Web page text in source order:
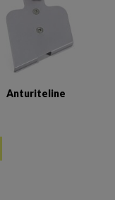
Anturiteline